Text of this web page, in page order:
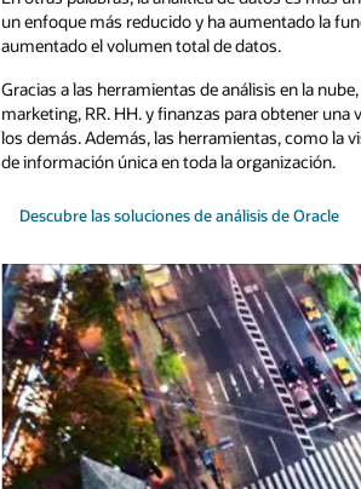
un enfoque más reducido y ha aumentado la
aumentado el volumen total de datos.
Gracias a las herramientas de análisis en la
marketing, RR. HH. y finanzas para obtener
los demás. Además, las herramientas, como la
de información única en toda la organización.
Descubre las soluciones de análisis de Oracle